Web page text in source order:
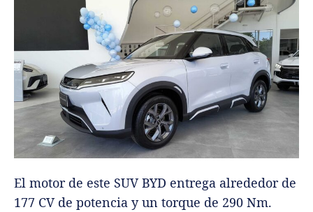
El motor de este SUV BYD entrega alrededor de
177 CV de potencia y un torque de 290 Nm.